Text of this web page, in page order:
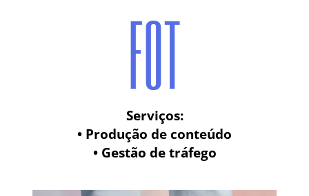
FOT
Serviços:
• Produção de conteúdo
• Gestão de tráfego